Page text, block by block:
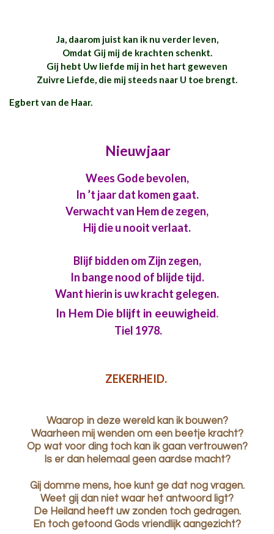
Ja, daarom juist kan ik nu verder leven,
Omdat Gij mij de krachten schenkt.
Gij hebt Uw liefde mij in het hart geweven
Zuivre Liefde, die mij steeds naar U toe brengt.
Egbert van de Haar.
Nieuwjaar
Wees Gode bevolen,
In ’t jaar dat komen gaat.
Verwacht van Hem de zegen,
Hij die u nooit verlaat.
Blijf bidden om Zijn zegen,
In bange nood of blijde tijd.
Want hierin is uw kracht gelegen.
In Hem Die blijft in eeuwigheid.
Tiel 1978.
ZEKERHEID.
Waarop in deze wereld kan ik bouwen?
Waarheen mij wenden om een beetje kracht?
Op wat voor ding toch kan ik gaan vertrouwen?
Is er dan helemaal geen aardse macht?
Gij domme mens, hoe kunt ge dat nog vragen.
Weet gij dan niet waar het antwoord ligt?
De Heiland heeft uw zonden toch gedragen.
En toch getoond Gods vriendlijk aangezicht?